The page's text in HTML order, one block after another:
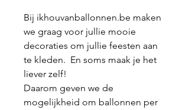
Bij ikhouvanballonnen.be maken
we graag voor jullie mooie
decoraties om jullie feesten aan
te kleden. En soms maak je het
liever zelf!
Daarom geven we de
mogelijkheid om ballonnen per